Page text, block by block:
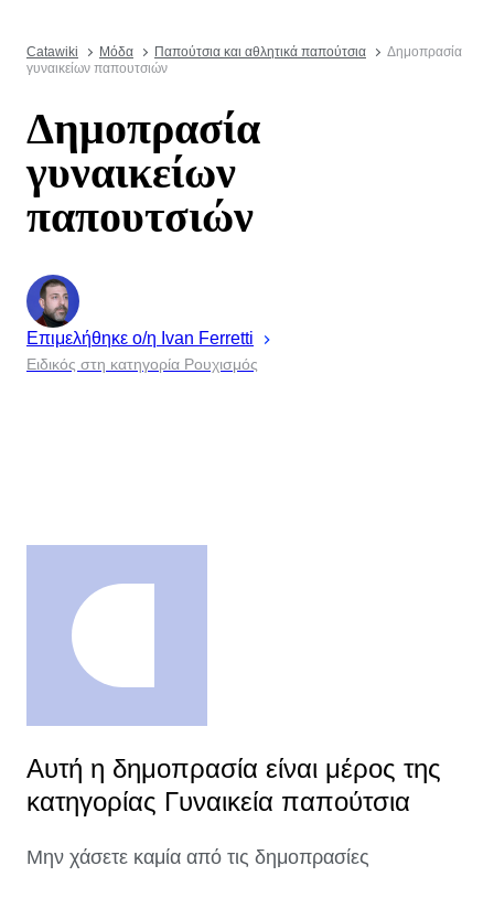
Catawiki Μόδα Παπούτσια και αθλητικά παπούτσια
Δημοπρασία
γυναικείων παπουτσιών
Δημοπρασία
γυναικείων
παπουτσιών
Επιμελήθηκε ο/η Ivan Ferretti
Ειδικός στη κατηγορία Ρουχισμός
Αυτή η δημοπρασία είναι μέρος της
κατηγορίας Γυναικεία παπούτσια
Μην χάσετε καμία από τις δημοπρασίες